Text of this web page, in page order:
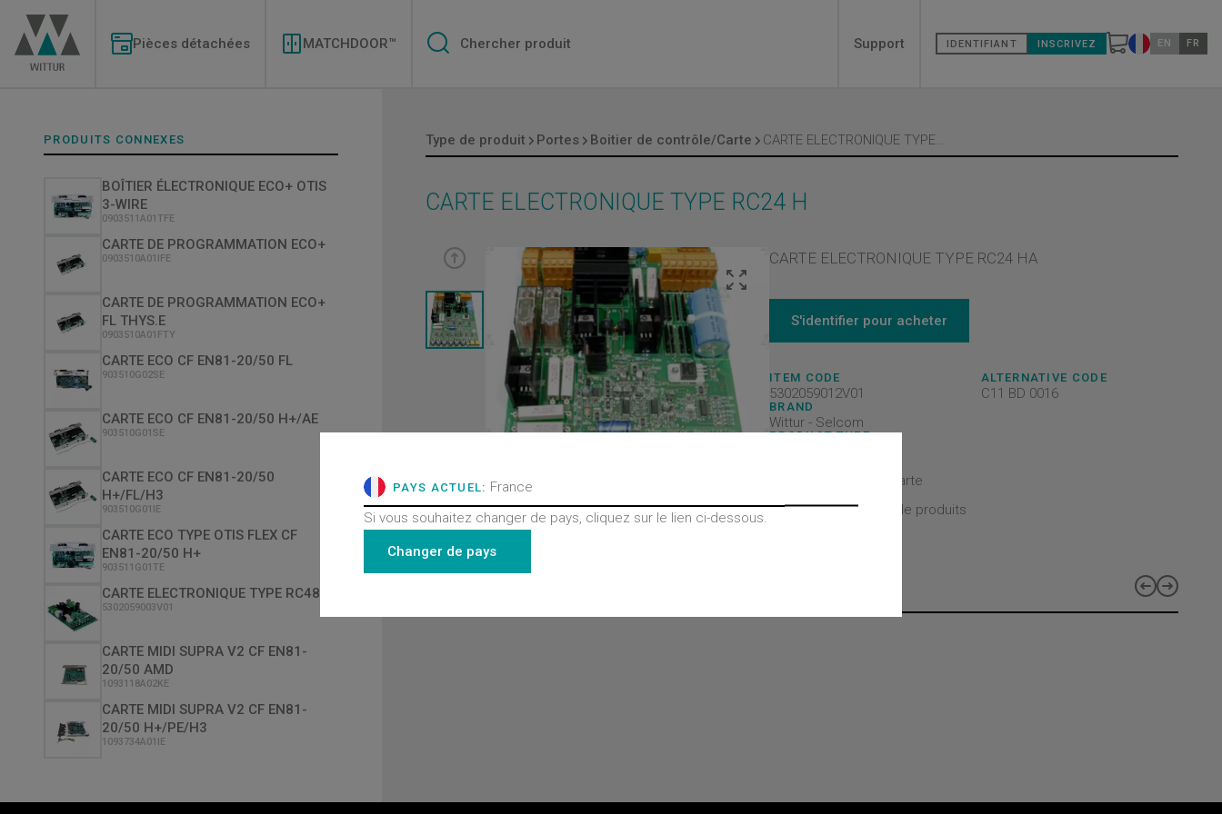
contenu
principal
Pièces détachées
MATCHDOOR™
Secondary
Support IDENTIFIANT INSCRIVEZ Changer de
EN FR
Type de produit Portes Boitier de contrôle/Carte CARTE ELECTRONIQUE TYPE RC24 H
CARTE ELECTRONIQUE TYPE RC24 H
CARTE ELECTRONIQUE TYPE RC24 HA
S'identifier pour acheter
ITEM CODE
5302059012V01
BRAND
Wittur - Selcom
PRODUCT TYPE
Boitier de contrôle/Carte
Toutes les gammes de produits
ALTERNATIVE CODE
C11 BD 0016
PRODUITS CONNEXES
BOÎTIER ÉLECTRONIQUE ECO+ OTIS
3-WIRE
0903511A01TFE
CARTE DE PROGRAMMATION ECO+
0903510A01IFE
CARTE DE PROGRAMMATION ECO+
FL THYS.E
0903510A01FTY
CARTE ECO CF EN81-20/50 FL
903510G02SE
CARTE ECO CF EN81-20/50 H+/AE
903510G01SE
CARTE ECO CF EN81-20/50
H+/FL/H3
903510G01IE
CARTE ECO TYPE OTIS FLEX CF
EN81-20/50 H+
903511G01TE
CARTE ELECTRONIQUE TYPE RC48 H
5302059003V01
CARTE MIDI SUPRA V2 CF EN81-
20/50 AMD
1093118A02KE
CARTE MIDI SUPRA V2 CF EN81-
20/50 H+/PE/H3
1093734A01IE
PAYS ACTUEL: France
Si vous souhaitez changer de pays, cliquez sur le lien ci-dessous.
Changer de pays